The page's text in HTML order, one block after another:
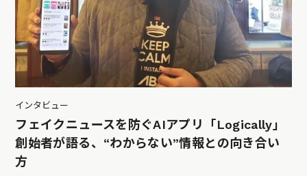
インタビュー
フェイクニュースを防ぐAIアプリ「Logically」
創始者が語る、“わからない”情報との向き合い
方